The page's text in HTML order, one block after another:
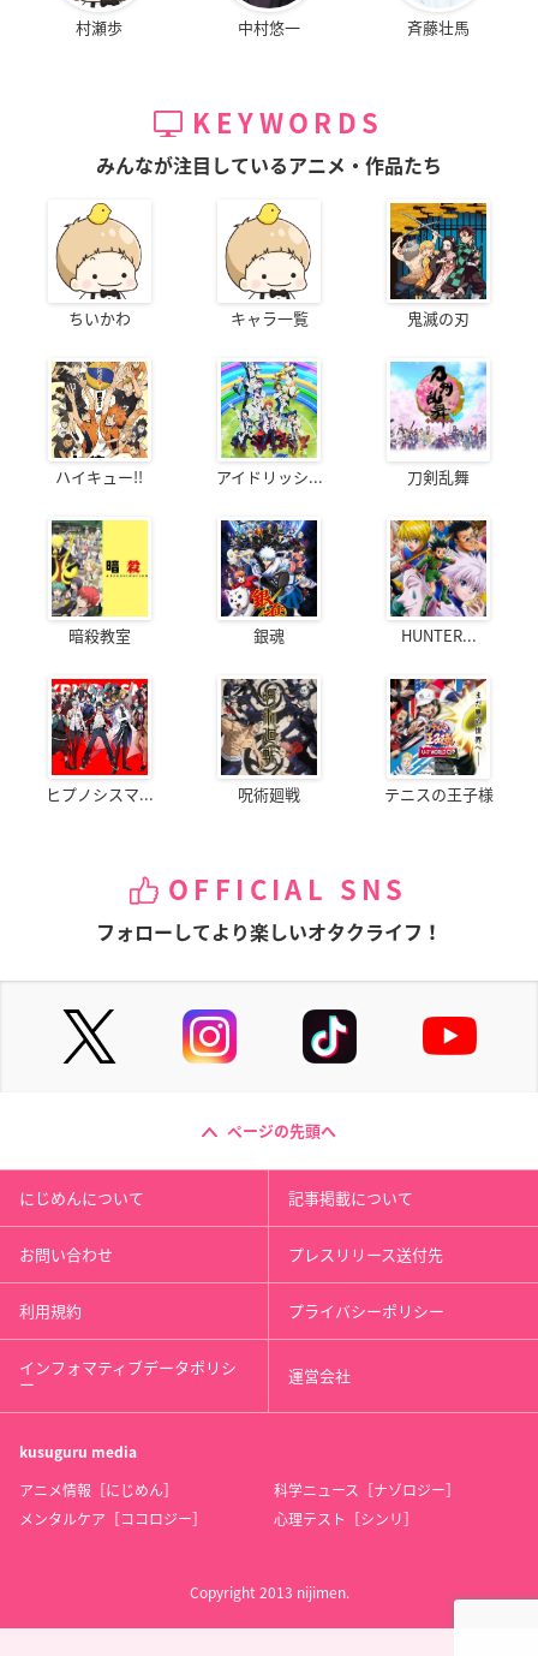
村瀬歩 中村悠一 斉藤壮馬
KEYWORDS
みんなが注目しているアニメ・作品たち
ちいかわ キャラ一覧 鬼滅の刃
ハイキュー!! アイドリッシ... 刀剣乱舞
暗殺教室 銀魂 HUNTER...
ヒプノシスマ... 呪術廻戦 テニスの王子様
OFFICIAL SNS
フォローしてより楽しいオタクライフ！
ページの先頭へ
にじめんについて 記事掲載について
お問い合わせ プレスリリース送付先
利用規約 プライバシーポリシー
インフォマティブデータポリシ
ー 運営会社
kusuguru media
アニメ情報［にじめん］
科学ニュース［ナゾロジー］
メンタルケア［ココロジー］
心理テスト［シンリ］
Copyright 2013 nijimen.